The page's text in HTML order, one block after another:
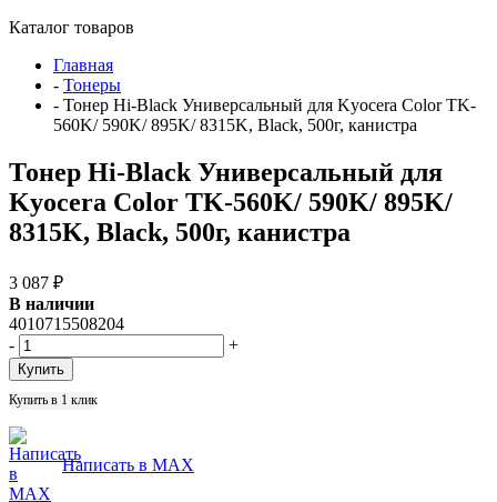
Каталог товаров
Главная
- Тонеры
- Тонер Hi-Black Универсальный для Kyocera Color TK-
560K/ 590K/ 895K/ 8315K, Black, 500г, канистра
Тонер Hi-Black Универсальный для
Kyocera Color TK-560K/ 590K/ 895K/
8315K, Black, 500г, канистра
3 087 ₽
В наличии
4010715508204
-
+
Купить в 1 клик
Написать в MAX